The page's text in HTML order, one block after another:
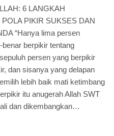
6 LANGKAH
PIKIR SUKSES DAN
“Hanya lima persen
berpikir tentang
persen yang berpikir
dan sisanya yang delapan
lebih baik mati ketimbang
itu anugerah Allah SWT
dan dikembangkan…